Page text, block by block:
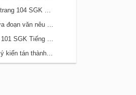
Bài 20 Đền ơn đáp nghĩa trang 104 SGK Tiếng Việt 5 Kết nối tri thức tập 2
Bài 20 Đánh giá, chỉnh sửa đoạn văn nêu ý kiến tán thành một sự vật, hiện tượng trang 103 SGK Tiếng Việt 5 Kết nối tri thức tập 2
Bài 20 Cụ Đồ Chiểu trang 101 SGK Tiếng Việt 5 Kết nối tri thức tập 2
Bài 19 Viết đoạn văn nêu ý kiến tán thành một sự việc, hiện tượng (Bài viết số 1) trang 100 SGK Tiếng Việt 5 Kết nối tri thức tập 2